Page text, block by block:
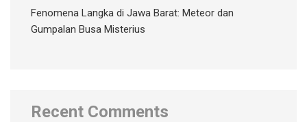
Fenomena Langka di Jawa Barat: Meteor dan
Gumpalan Busa Misterius
Recent Comments